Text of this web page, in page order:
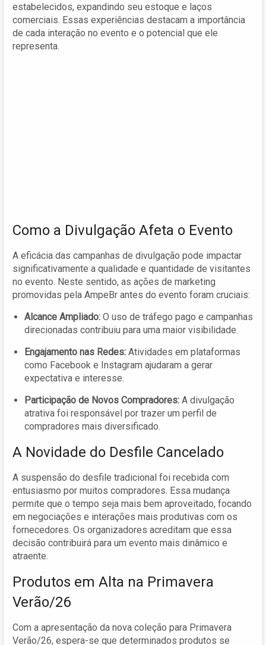
estabelecidos, expandindo seu estoque e laços
comerciais. Essas experiências destacam a importância
de cada interação no evento e o potencial que ele
representa.
Como a Divulgação Afeta o Evento
A eficácia das campanhas de divulgação pode impactar
significativamente a qualidade e quantidade de visitantes
no evento. Neste sentido, as ações de marketing
promovidas pela AmpeBr antes do evento foram cruciais:
Alcance Ampliado: O uso de tráfego pago e campanhas
direcionadas contribuiu para uma maior visibilidade.
Engajamento nas Redes: Atividades em plataformas
como Facebook e Instagram ajudaram a gerar
expectativa e interesse.
Participação de Novos Compradores: A divulgação
atrativa foi responsável por trazer um perfil de
compradores mais diversificado.
A Novidade do Desfile Cancelado
A suspensão do desfile tradicional foi recebida com
entusiasmo por muitos compradores. Essa mudança
permite que o tempo seja mais bem aproveitado, focando
em negociações e interações mais produtivas com os
fornecedores. Os organizadores acreditam que essa
decisão contribuirá para um evento mais dinâmico e
atraente.
Produtos em Alta na Primavera
Verão/26
Com a apresentação da nova coleção para Primavera
Verão/26, espera-se que determinados produtos se